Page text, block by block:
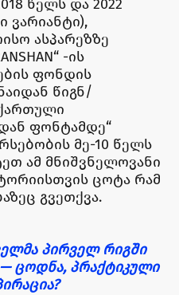
წელს და 2022
ვარიანტი),
ასპარეზზე
-ის
ფონდის
წიგნ/
ფონტამდე“
მე-10 წელს
ამ მნიშვნელოვანი
ცოტა რამ
გვეთქვა.
პირველ რიგში
— ცოდნა, პრაქტიკული